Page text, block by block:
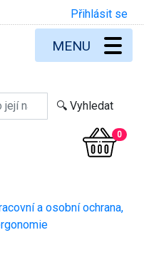
Přihlásit se
0
MENU
a osobní ochrana,